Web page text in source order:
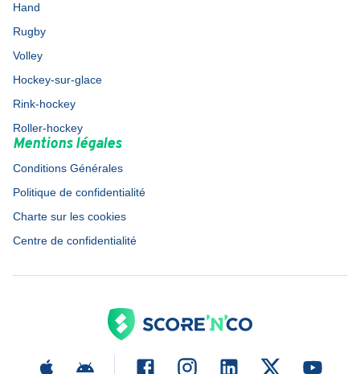
Hand
Rugby
Volley
Hockey-sur-glace
Rink-hockey
Roller-hockey
Mentions légales
Conditions Générales
Politique de confidentialité
Charte sur les cookies
Centre de confidentialité